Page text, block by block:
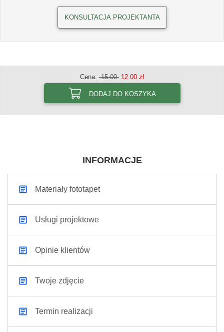
KONSULTACJA PROJEKTANTA
Cena: 15.00 12.00 zł
DODAJ DO KOSZYKA
INFORMACJE
Materiały fototapet
Usługi projektowe
Opinie klientów
Twoje zdjęcie
Termin realizacji